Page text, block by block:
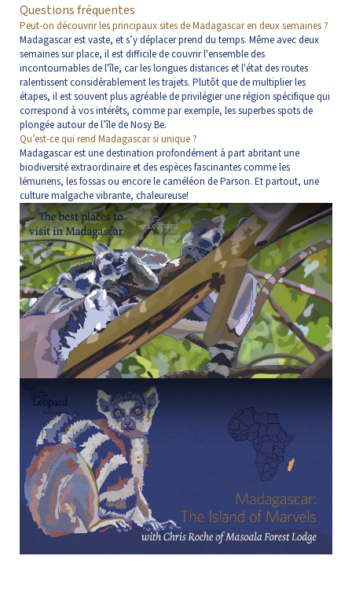
Questions fréquentes
Peut-on découvrir les principaux sites de Madagascar en deux semaines ?
Madagascar est vaste, et s’y déplacer prend du temps. Même avec deux
semaines sur place, il est difficile de couvrir l'ensemble des
incontournables de l'île, car les longues distances et l'état des routes
ralentissent considérablement les trajets. Plutôt que de multiplier les
étapes, il est souvent plus agréable de privilégier une région spécifique qui
correspond à vos intérêts, comme par exemple, les superbes spots de
plongée autour de l’île de Nosy Be.
Qu’est-ce qui rend Madagascar si unique ?
Madagascar est une destination profondément à part abritant une
biodiversité extraordinaire et des espèces fascinantes comme les
lémuriens, les fossas ou encore le caméléon de Parson. Et partout, une
culture malgache vibrante, chaleureuse!